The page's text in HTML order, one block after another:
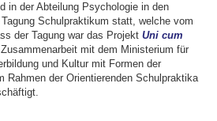
in der Abteilung Psychologie in den
Schulpraktikum statt, welche vom
der Tagung war das Projekt Uni cum
mit dem Ministerium für
und Kultur mit Formen der
Rahmen der Orientierenden Schulpraktika